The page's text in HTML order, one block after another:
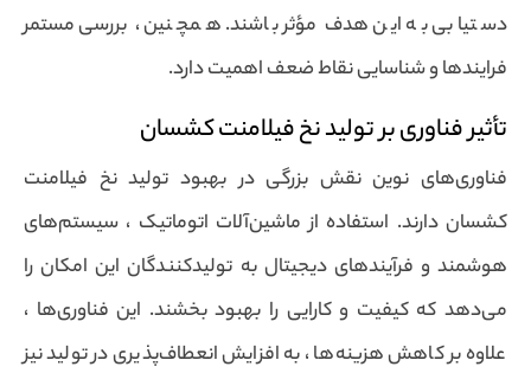
دستیابی به این هدف مؤثر باشند. همچنین ، بررسی مستمر
فرایندها و شناسایی نقاط ضعف اهمیت دارد.
تأثیر فناوری بر تولید نخ فیلامنت کشسان
فناوری‌های نوین نقش بزرگی در بهبود تولید نخ فیلامنت
کشسان دارند. استفاده از ماشین‌آلات اتوماتیک ، سیستم‌های
هوشمند و فرآیندهای دیجیتال به تولیدکنندگان این امکان را
می‌دهد که کیفیت و کارایی را بهبود بخشند. این فناوری‌ها ،
علاوه بر کاهش هزینه‌ها ، به افزایش انعطاف‌پذیری در تولید نیز